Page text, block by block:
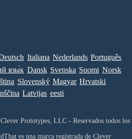
Italiana Nederlands Português
язы́к Dansk Svenska Suomi Norsk
Slovenský Magyar Hrvatski
Latvijas eesti
Prototypes, LLC - Reservados todos los
es una marca registrada de Clever